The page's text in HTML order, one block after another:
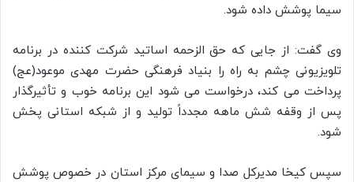
سیما پوشش داده شود.
وی گفت: از جایی که حق الزحمه اساتید شرکت کننده در برنامه
تلویزیونی چشم به راه را بنیاد فرهنگی حضرت مهدی موعود(عج)
پرداخت می کند، درخواست می شود این برنامه خوب و تأثیرگذار
پس از وقفه شش ماهه مجدداً تولید و از شبکه استانی پخش
شود.
سپس کیخا مدیرکل صدا و سیمای مرکز استان در خصوص پوشش